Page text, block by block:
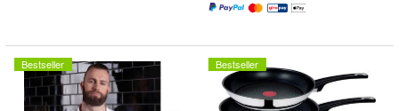
Bestseller Bestseller